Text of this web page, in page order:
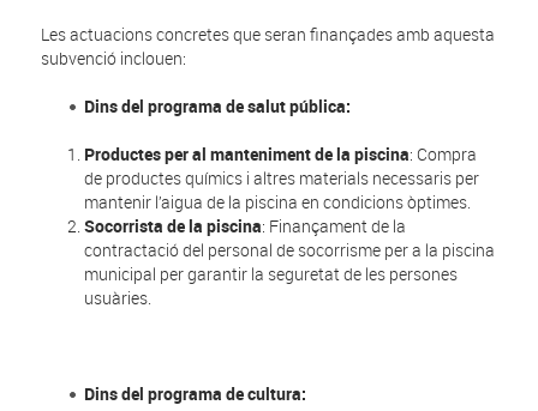
Les actuacions concretes que seran finançades amb aquesta
subvenció inclouen:
Dins del programa de salut pública:
Productes per al manteniment de la piscina: Compra
de productes químics i altres materials necessaris per
mantenir l’aigua de la piscina en condicions òptimes.
Socorrista de la piscina: Finançament de la
contractació del personal de socorrisme per a la piscina
municipal per garantir la seguretat de les persones
usuàries.
Dins del programa de cultura: